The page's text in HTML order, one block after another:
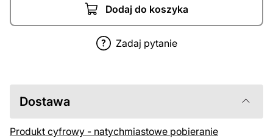
Dodaj do koszyka
Zadaj pytanie
Dostawa
Produkt cyfrowy - natychmiastowe pobieranie